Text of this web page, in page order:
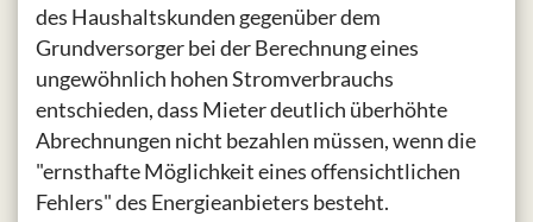
des Haushaltskunden gegenüber dem
Grundversorger bei der Berechnung eines
ungewöhnlich hohen Stromverbrauchs
entschieden, dass Mieter deutlich überhöhte
Abrechnungen nicht bezahlen müssen, wenn die
"ernsthafte Möglichkeit eines offensichtlichen
Fehlers" des Energieanbieters besteht.